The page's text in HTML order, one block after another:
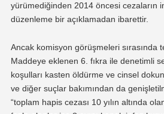
yürümediğinden 2014 öncesi cezaların
düzenleme bir açıklamadan ibarettir.
Ancak komisyon görüşmeleri sırasında
Maddeye eklenen 6. fıkra ile denetimli
koşulları kasten öldürme ve cinsel
ve diğer suçlar bakımından da
“toplam hapis cezası 10 yılın altında